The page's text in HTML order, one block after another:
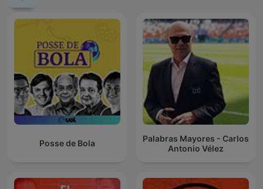
Posse de Bola
Palabras Mayores - Carlos
Antonio Vélez